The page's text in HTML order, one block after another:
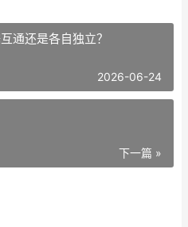
通还是各自独立？
2026-06-24
下一篇 »